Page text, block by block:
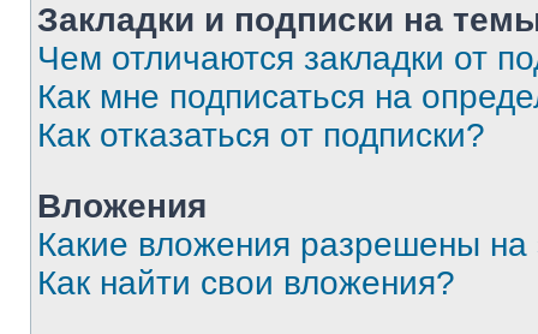
Закладки и подписки на
Чем отличаются закладки от
Как мне подписаться на
Как отказаться от подписки?
Вложения
Какие вложения разрешены
Как найти свои вложения?